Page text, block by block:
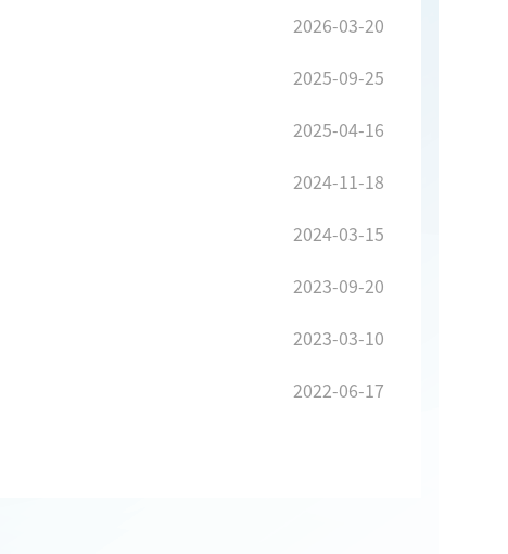
2026-03-20
2025-09-25
2025-04-16
2024-11-18
2024-03-15
2023-09-20
2023-03-10
2022-06-17